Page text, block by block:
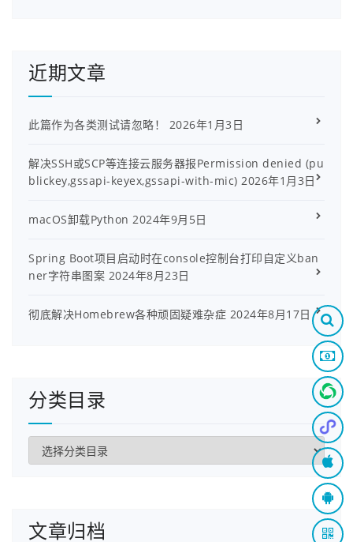
近期文章
此篇作为各类测试请忽略！ 2026年1月3日
解决SSH或SCP等连接云服务器报Permission denied (pu
blickey,gssapi-keyex,gssapi-with-mic) 2026年1月3日
macOS卸载Python 2024年9月5日
Spring Boot项目启动时在console控制台打印自定义ban
ner字符串图案 2024年8月23日
彻底解决Homebrew各种顽固疑难杂症 2024年8月17日
分类目录
类
文章归档